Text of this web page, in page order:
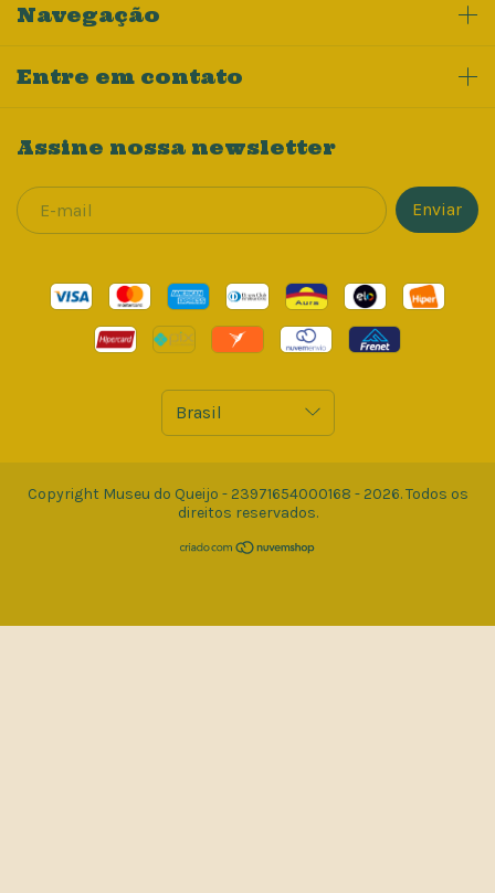
Navegação
Entre em contato
Assine nossa newsletter
Copyright Museu do Queijo - 23971654000168 - 2026. Todos os
direitos reservados.